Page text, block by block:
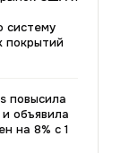
систему
покрытий
повысила
объявила
на 8% с 1